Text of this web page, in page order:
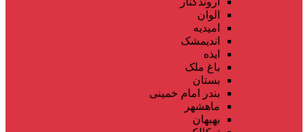
الوان
امیدیه
اندیمشک
ایذه
باغ ملک
بستان
بندر امام خمینی
ماهشهر
بهبهان